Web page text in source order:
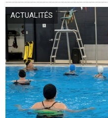
ACTUALITÉS